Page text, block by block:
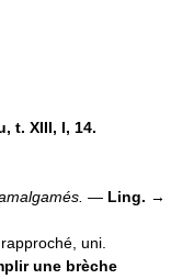
t. XIII, I, 14.
— Ling. →
rapproché, uni.
une brèche